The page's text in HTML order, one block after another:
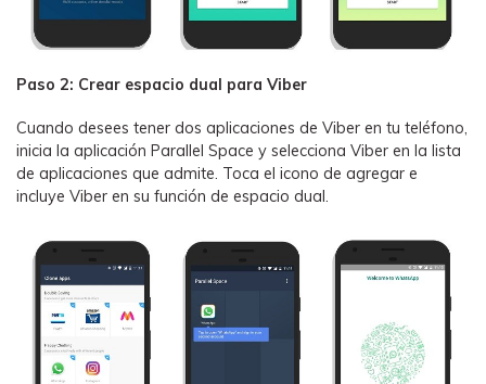
Paso 2: Crear espacio dual para Viber󠀲󠀩󠀠󠀩󠀩󠀨󠀥󠀨󠀳
󠀰Cuando desees tener dos aplicaciones de Viber en tu teléfono,
inicia la aplicación Parallel Space y selecciona Viber en la lista
de aplicaciones que admite.󠀲󠀩󠀠󠀩󠀩󠀨󠀥󠀩󠀳󠀰 Toca el icono de agregar e
incluye Viber en su función de espacio dual.󠀲󠀩󠀠󠀩󠀩󠀨󠀦󠀠󠀳